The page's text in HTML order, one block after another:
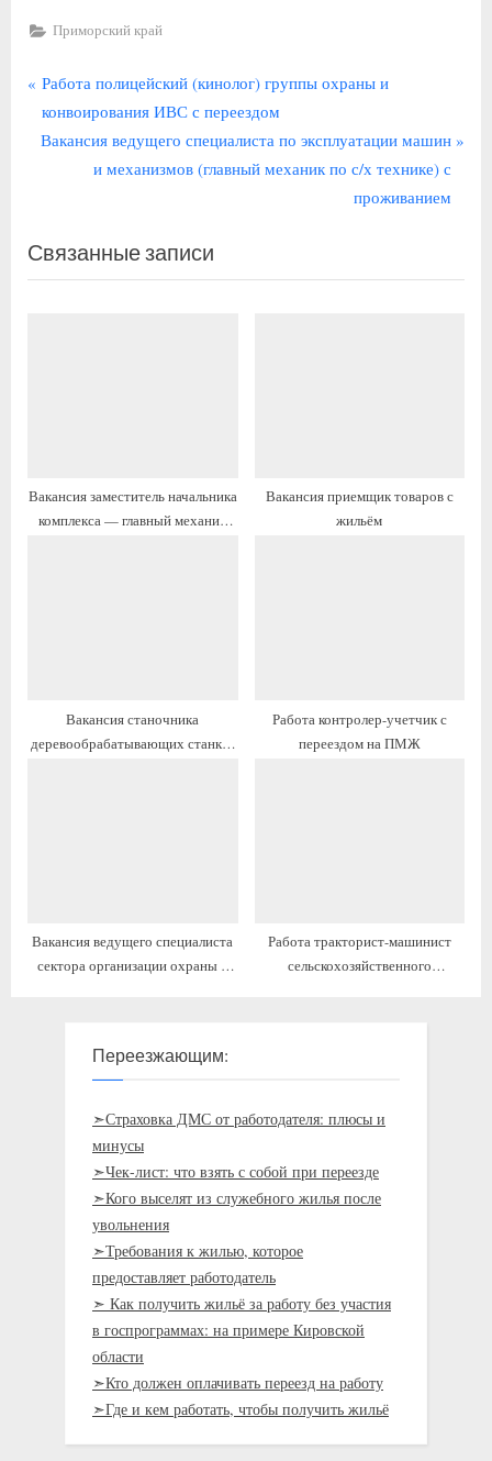
Приморский край
Навигация
по
П
р
е
у
щ
Работа полицейский (кинолог) группы охраны и
конвоирования ИВС с переездом
С
у
ю
Вакансия ведущего специалиста по эксплуатации машин
и механизмов (главный механик по с/х технике) с
проживанием
Связанные записи
Вакансия заместитель начальника
комплекса — главный механик
Вакансия приемщик товаров с
жильём
Вакансия станочника
деревообрабатывающих станков
Работа контролер-учетчик с
переездом на ПМЖ
Вакансия ведущего специалиста
сектора организации охраны с
Работа тракторист-машинист
сельскохозяйственного
Переезжающим:
➣Страховка ДМС от работодателя: плюсы и
минусы
➣Чек-лист: что взять с собой при переезде
➣Кого выселят из служебного жилья после
увольнения
➣Требования к жилью, которое
предоставляет работодатель
➣ Как получить жильё за работу без участия
в госпрограммах: на примере Кировской
области
➣Кто должен оплачивать переезд на работу
➣Где и кем работать, чтобы получить жильё